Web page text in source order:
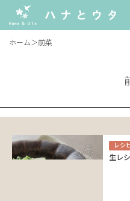
ホーム＞前菜
レシ
生レシ